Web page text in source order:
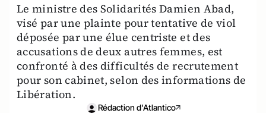
Le ministre des Solidarités Damien Abad,
visé par une plainte pour tentative de viol
déposée par une élue centriste et des
accusations de deux autres femmes, est
confronté à des difficultés de recrutement
pour son cabinet, selon des informations de
Libération.
Rédaction d'Atlantico